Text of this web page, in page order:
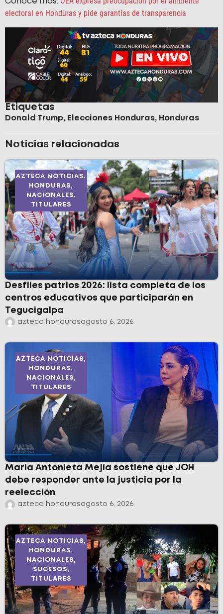
electoral en Honduras y pide garantías de transparencia
Etiquetas
Donald Trump, Elecciones Honduras, Honduras
Noticias relacionadas
AZTECA NOTICIAS,
HONDURAS,
NACIONALES,
TITULARES
Desfiles patrios 2026: lista completa de los
centros educativos que participarán en
Tegucigalpa
azteca hondurasagosto 6, 2026
AZTECA NOTICIAS,
HONDURAS,
NACIONALES,
TITULARES
María Antonieta Mejía sostiene que JOH
debe responder ante la justicia por la
reelección
azteca hondurasagosto 6, 2026
AZTECA NOTICIAS,
HONDURAS,
NACIONALES,
SUCESOS,
TITULARES